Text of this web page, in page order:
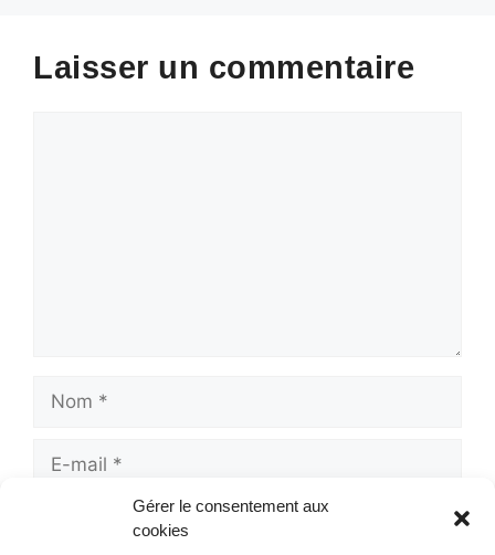
Gérer le consentement aux
cookies
Laisser un commentaire
Nom